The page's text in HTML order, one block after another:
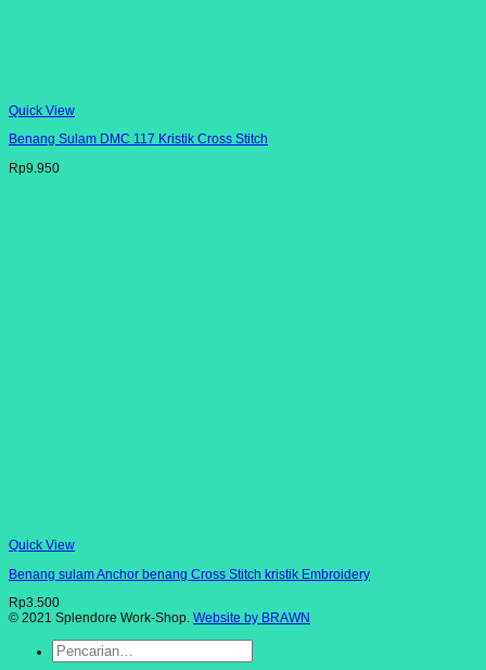
Quick View
Benang Sulam DMC 117 Kristik Cross Stitch
Rp9.950
Quick View
Benang sulam Anchor benang Cross Stitch kristik Embroidery
Rp3.500
© 2021 Splendore Work-Shop. Website by BRAWN
Pencarian
untuk: